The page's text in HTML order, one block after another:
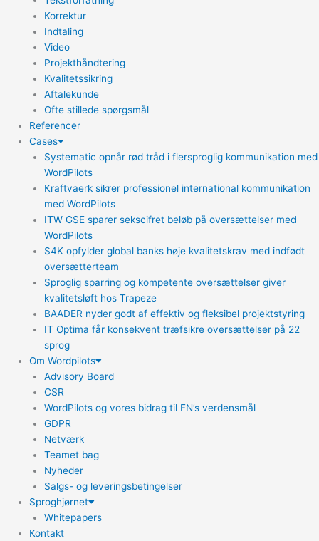
Korrektur
Indtaling
Video
Projekthåndtering
Kvalitetssikring
Aftalekunde
Ofte stillede spørgsmål
Referencer
Cases
Systematic opnår rød tråd i flersproglig kommunikation med
WordPilots
Kraftvaerk sikrer professionel international kommunikation
med WordPilots
ITW GSE sparer sekscifret beløb på oversættelser med
WordPilots
S4K opfylder global banks høje kvalitetskrav med indfødt
oversætterteam
Sproglig sparring og kompetente oversættelser giver
kvalitetsløft hos Trapeze
BAADER nyder godt af effektiv og fleksibel projektstyring
IT Optima får konsekvent træfsikre oversættelser på 22
sprog
Om Wordpilots
Advisory Board
CSR
WordPilots og vores bidrag til FN’s verdensmål
GDPR
Netværk
Teamet bag
Nyheder
Salgs- og leveringsbetingelser
Sproghjørnet
Whitepapers
Kontakt